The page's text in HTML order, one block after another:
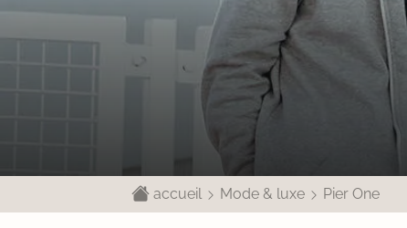
accueil Mode & luxe Pier One